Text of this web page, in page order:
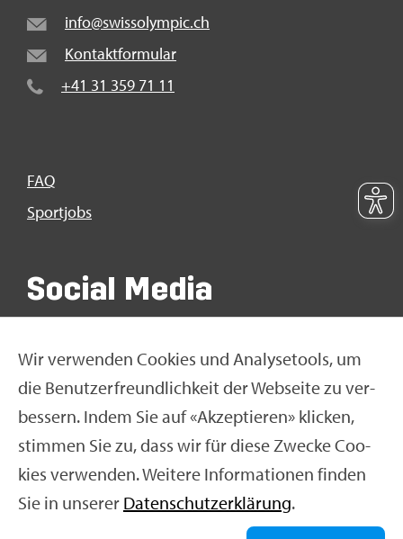
Wir ver­wen­den Coo­kies und Ana­ly­se­tools, um
die Be­nut­zer­freund­lich­keit der Web­sei­te zu ver­
bes­sern. Indem Sie auf «Ak­zep­tie­ren» kli­cken,
stim­men Sie zu, dass wir für diese Zwe­cke Coo­
kies ver­wen­den. Wei­te­re In­for­ma­tio­nen fin­den
Sie in un­se­rer Da­ten­schut­z­er­klä­rung.
info@​swi​ssol​ympi​c.​ch
Kon­takt­for­mu­lar
+41 31 359 71 11
FAQ
Sport­jobs
So­ci­al Media
Im­pres­sum|Da­ten­schut­z­er­